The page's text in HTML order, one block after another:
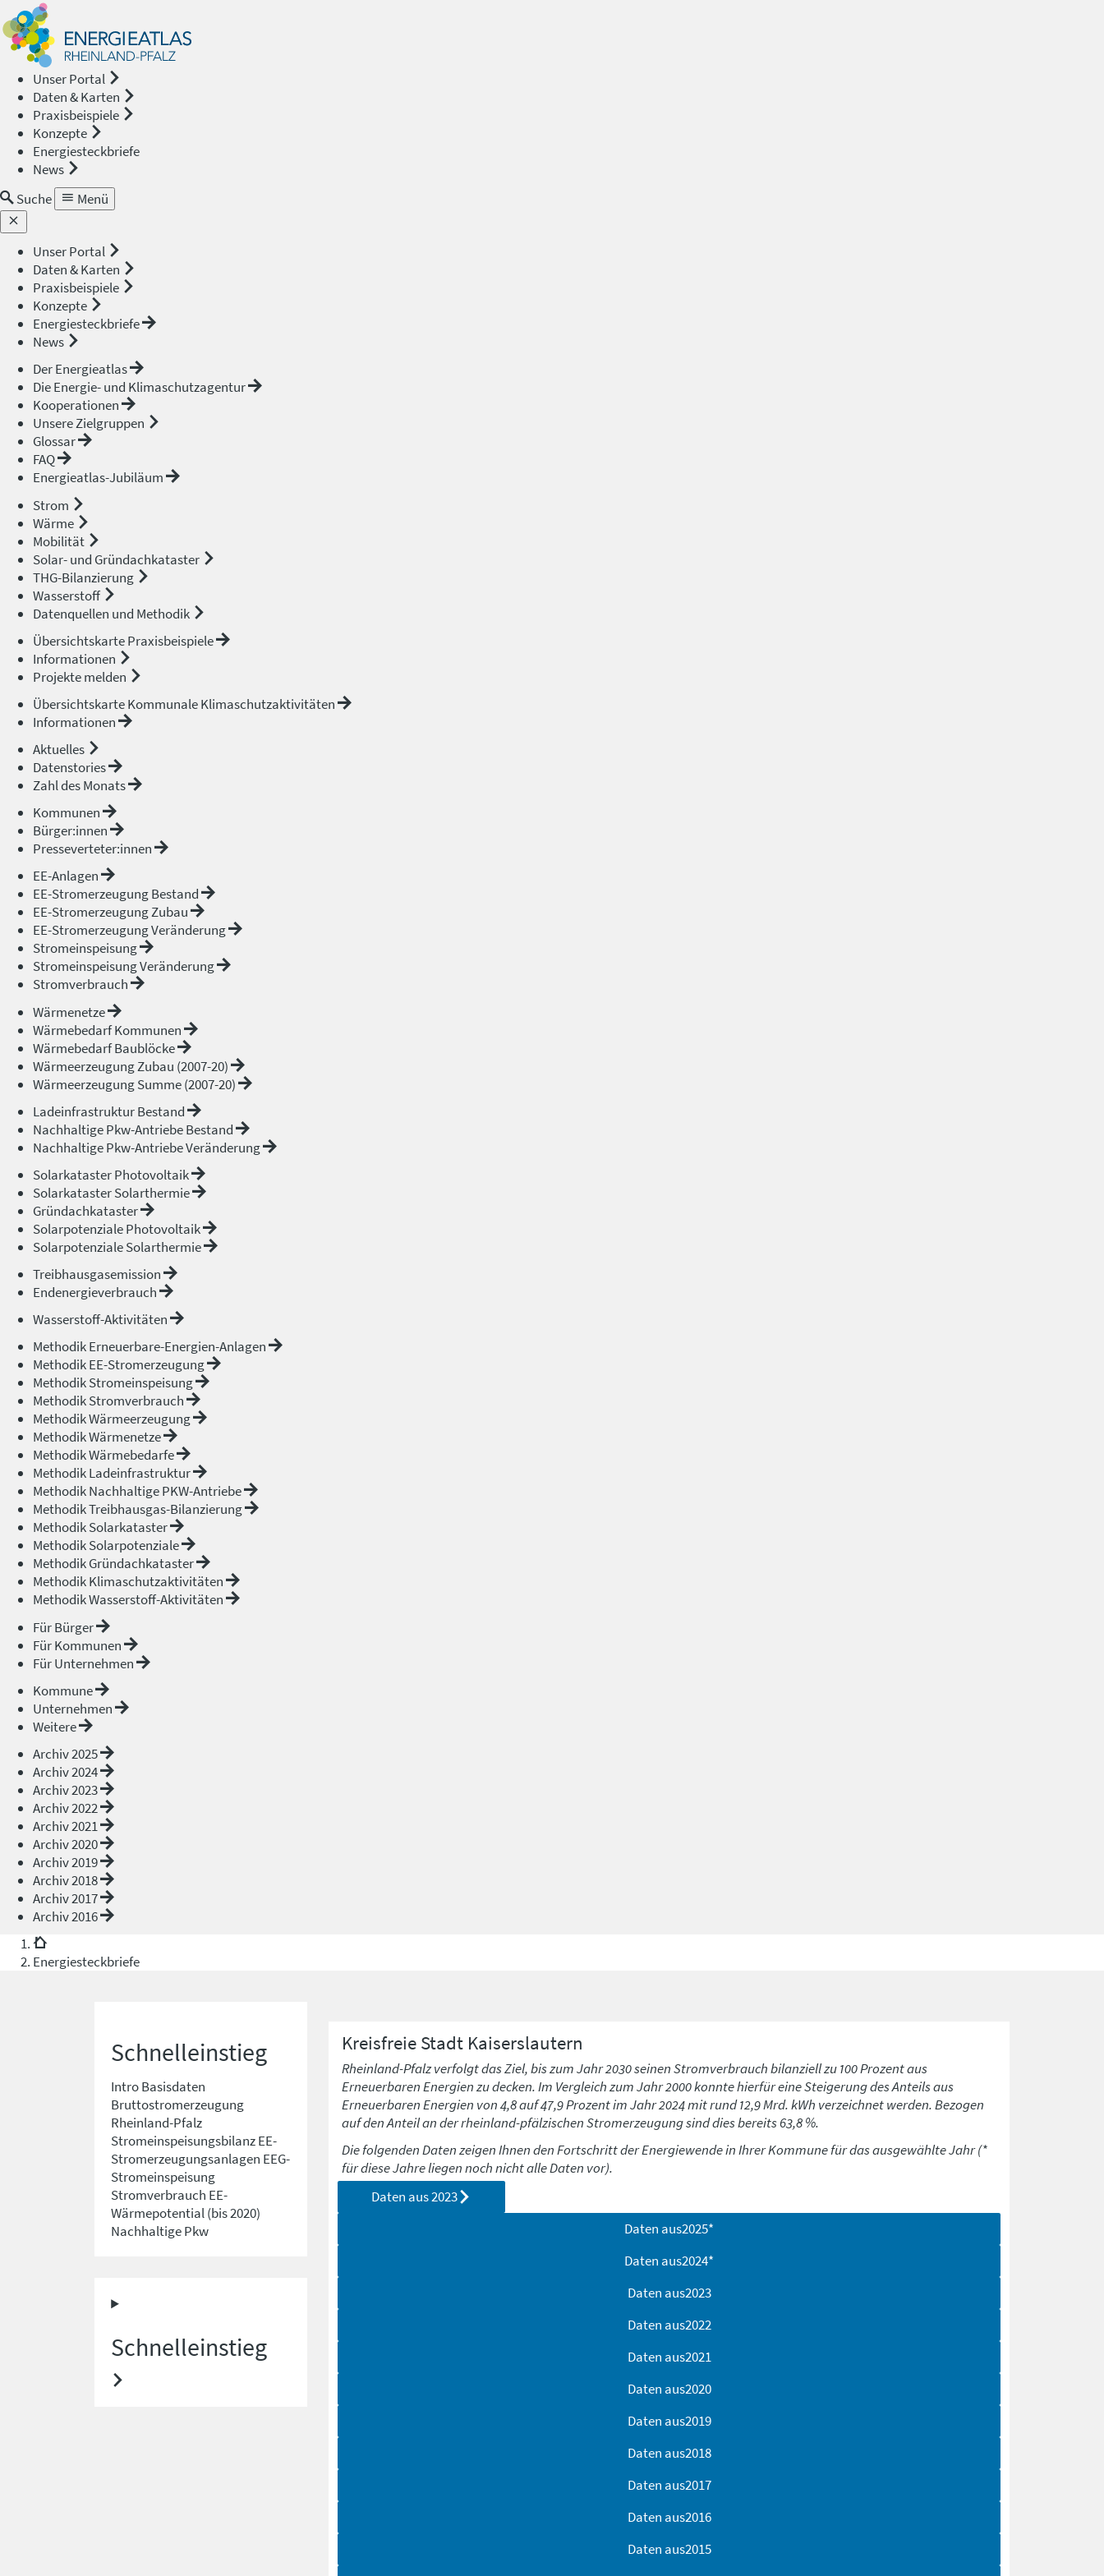
Unser Portal
Daten & Karten
Praxisbeispiele
Konzepte
Energiesteckbriefe
News
Suche
Menü
Unser Portal
Daten & Karten
Praxisbeispiele
Konzepte
Energiesteckbriefe
News
Der Energieatlas
Die Energie- und Klimaschutzagentur
Kooperationen
Unsere Zielgruppen
Glossar
FAQ
Energieatlas-Jubiläum
Strom
Wärme
Mobilität
Solar- und Gründachkataster
THG-Bilanzierung
Wasserstoff
Datenquellen und Methodik
Übersichtskarte Praxisbeispiele
Informationen
Projekte melden
Übersichtskarte Kommunale Klimaschutzaktivitäten
Informationen
Aktuelles
Datenstories
Zahl des Monats
Kommunen
Bürger:innen
Presseverteter:innen
EE-Anlagen
EE-Stromerzeugung Bestand
EE-Stromerzeugung Zubau
EE-Stromerzeugung Veränderung
Stromeinspeisung
Stromeinspeisung Veränderung
Stromverbrauch
Wärmenetze
Wärmebedarf Kommunen
Wärmebedarf Baublöcke
Wärmeerzeugung Zubau (2007-20)
Wärmeerzeugung Summe (2007-20)
Ladeinfrastruktur Bestand
Nachhaltige Pkw-Antriebe Bestand
Nachhaltige Pkw-Antriebe Veränderung
Solarkataster Photovoltaik
Solarkataster Solarthermie
Gründachkataster
Solarpotenziale Photovoltaik
Solarpotenziale Solarthermie
Treibhausgasemission
Endenergieverbrauch
Wasserstoff-Aktivitäten
Methodik Erneuerbare-Energien-Anlagen
Methodik EE-Stromerzeugung
Methodik Stromeinspeisung
Methodik Stromverbrauch
Methodik Wärmeerzeugung
Methodik Wärmenetze
Methodik Wärmebedarfe
Methodik Ladeinfrastruktur
Methodik Nachhaltige PKW-Antriebe
Methodik Treibhausgas-Bilanzierung
Methodik Solarkataster
Methodik Solarpotenziale
Methodik Gründachkataster
Methodik Klimaschutzaktivitäten
Methodik Wasserstoff-Aktivitäten
Für Bürger
Für Kommunen
Für Unternehmen
Kommune
Unternehmen
Weitere
Archiv 2025
Archiv 2024
Archiv 2023
Archiv 2022
Archiv 2021
Archiv 2020
Archiv 2019
Archiv 2018
Archiv 2017
Archiv 2016
Energiesteckbriefe
Schnelleinstieg
IntroBasisdaten
Bruttostromerzeugung
Rheinland-Pfalz
StromeinspeisungsbilanzEE-
Stromerzeugungsanlagen EEG-
Stromeinspeisung
Stromverbrauch EE-
Wärmepotential (bis 2020)
Nachhaltige Pkw
Schnelleinstieg
Kreisfreie Stadt Kaiserslautern
Rheinland-Pfalz verfolgt das Ziel, bis zum Jahr 2030 seinen Stromverbrauch bilanziell zu 100 Prozent aus
Erneuerbaren Energien zu decken. Im Vergleich zum Jahr 2000 konnte hierfür eine Steigerung des Anteils aus
Erneuerbaren Energien von 4,8 auf 47,9 Prozent im Jahr 2024 mit rund 12,9 Mrd. kWh verzeichnet werden. Bezogen
auf den Anteil an der rheinland-pfälzischen Stromerzeugung sind dies bereits 63,8 %.
Die folgenden Daten zeigen Ihnen den Fortschritt der Energiewende in Ihrer Kommune für das ausgewählte Jahr (*
für diese Jahre liegen noch nicht alle Daten vor).
Daten aus2023
Daten aus2025*
Daten aus2024*
Daten aus2023
Daten aus2022
Daten aus2021
Daten aus2020
Daten aus2019
Daten aus2018
Daten aus2017
Daten aus2016
Daten aus2015